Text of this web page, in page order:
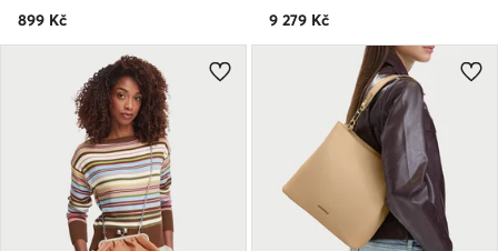
899 Kč
9 279 Kč